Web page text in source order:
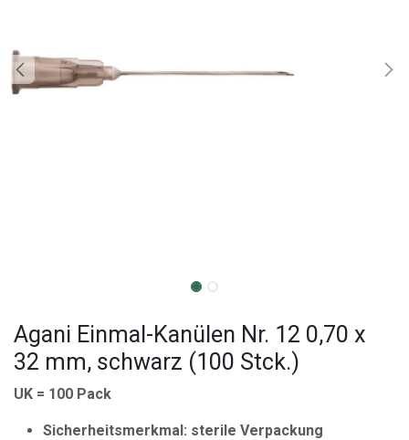
Agani Einmal-Kanülen Nr. 12 0,70 x
32 mm, schwarz (100 Stck.)
UK = 100 Pack
Sicherheitsmerkmal: sterile Verpackung